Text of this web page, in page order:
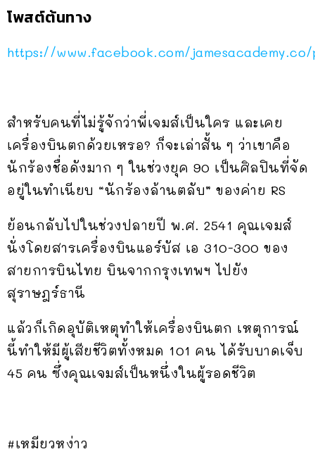
โพสต์ต้นทาง
https://www.facebook.com/jamesacademy.co/
สำหรับคนที่ไม่รู้จักว่าพี่เจมส์เป็นใคร และเคย
เครื่องบินตกด้วยเหรอ? ก็จะเล่าสั้น ๆ ว่าเขาคือ
นักร้องชื่อดังมาก ๆ ในช่วงยุค 90 เป็นศิลปินที่จัด
อยู่ในทำเนียบ “นักร้องล้านตลับ” ของค่าย RS
ย้อนกลับไปในช่วงปลายปี พ.ศ. 2541 คุณเจมส์
นั่งโดยสารเครื่องบินแอร์บัส เอ 310-300 ของ
สายการบินไทย บินจากกรุงเทพฯ ไปยัง
สุราษฎร์ธานี
แล้วก็เกิดอุบัติเหตุทำให้เครื่องบินตก เหตุการณ์
นี้ทำให้มีผู้เสียชีวิตทั้งหมด 101 คน ได้รับบาดเจ็บ
45 คน ซึ่งคุณเจมส์เป็นหนึ่งในผู้รอดชีวิต
#เหมียวหง่าว